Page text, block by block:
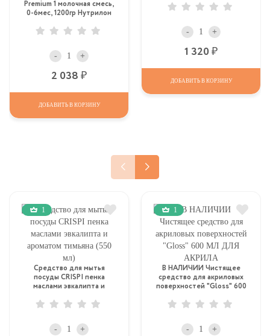
Premium 1 молочная смесь,
0-6мес, 1200гр Нутрилон
- +
2 038
ДОБАВИТЬ В КОРЗИНУ
- +
1 320
ДОБАВИТЬ В КОРЗИНУ
1
Средство для мытья
посуды CRISPI пенка
маслами эвкалипта и
- +
1
В НАЛИЧИИ Чистящее
средство для акриловых
поверхностей "Gloss" 600
- +